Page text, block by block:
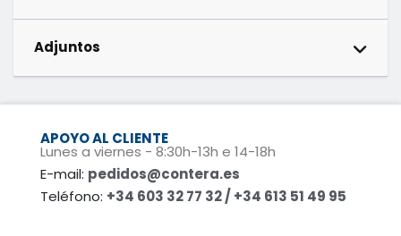
Adjuntos
APOYO AL CLIENTE
Lunes a viernes - 8:30h-13h e 14-18h
E-mail: pedidos@contera.es
Teléfono: +34 603 32 77 32 / +34 613 51 49 95